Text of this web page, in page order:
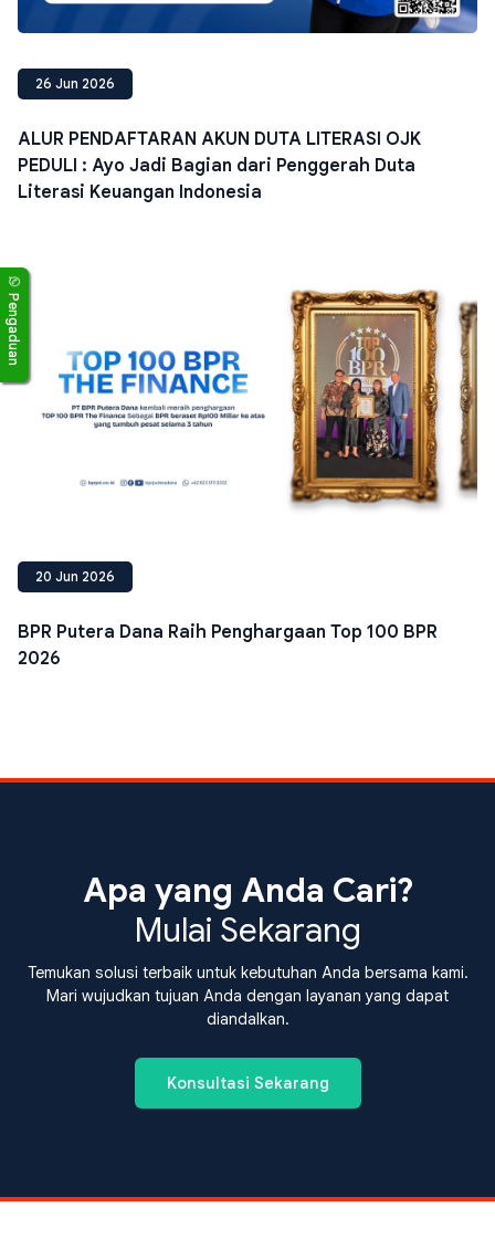
26 Jun 2026
ALUR PENDAFTARAN AKUN DUTA LITERASI OJK
PEDULI : Ayo Jadi Bagian dari Penggerah Duta
Literasi Keuangan Indonesia
20 Jun 2026
BPR Putera Dana Raih Penghargaan Top 100 BPR
2026
Pengaduan
Apa yang Anda Cari?
Mulai Sekarang
Temukan solusi terbaik untuk kebutuhan Anda bersama kami.
Mari wujudkan tujuan Anda dengan layanan yang dapat
diandalkan.
Konsultasi Sekarang